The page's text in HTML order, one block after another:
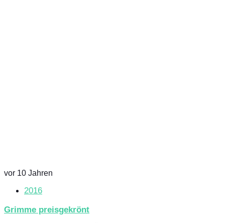
vor 10 Jahren
2016
Grimme preisgekrönt